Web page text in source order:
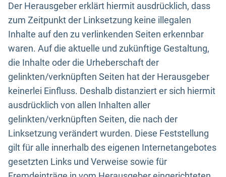
Der Herausgeber erklärt hiermit ausdrücklich, dass
zum Zeitpunkt der Linksetzung keine illegalen
Inhalte auf den zu verlinkenden Seiten erkennbar
waren. Auf die aktuelle und zukünftige Gestaltung,
die Inhalte oder die Urheberschaft der
gelinkten/verknüpften Seiten hat der Herausgeber
keinerlei Einfluss. Deshalb distanziert er sich hiermit
ausdrücklich von allen Inhalten aller
gelinkten/verknüpften Seiten, die nach der
Linksetzung verändert wurden. Diese Feststellung
gilt für alle innerhalb des eigenen Internetangebotes
gesetzten Links und Verweise sowie für